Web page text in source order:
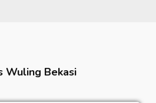
Wuling Bekasi